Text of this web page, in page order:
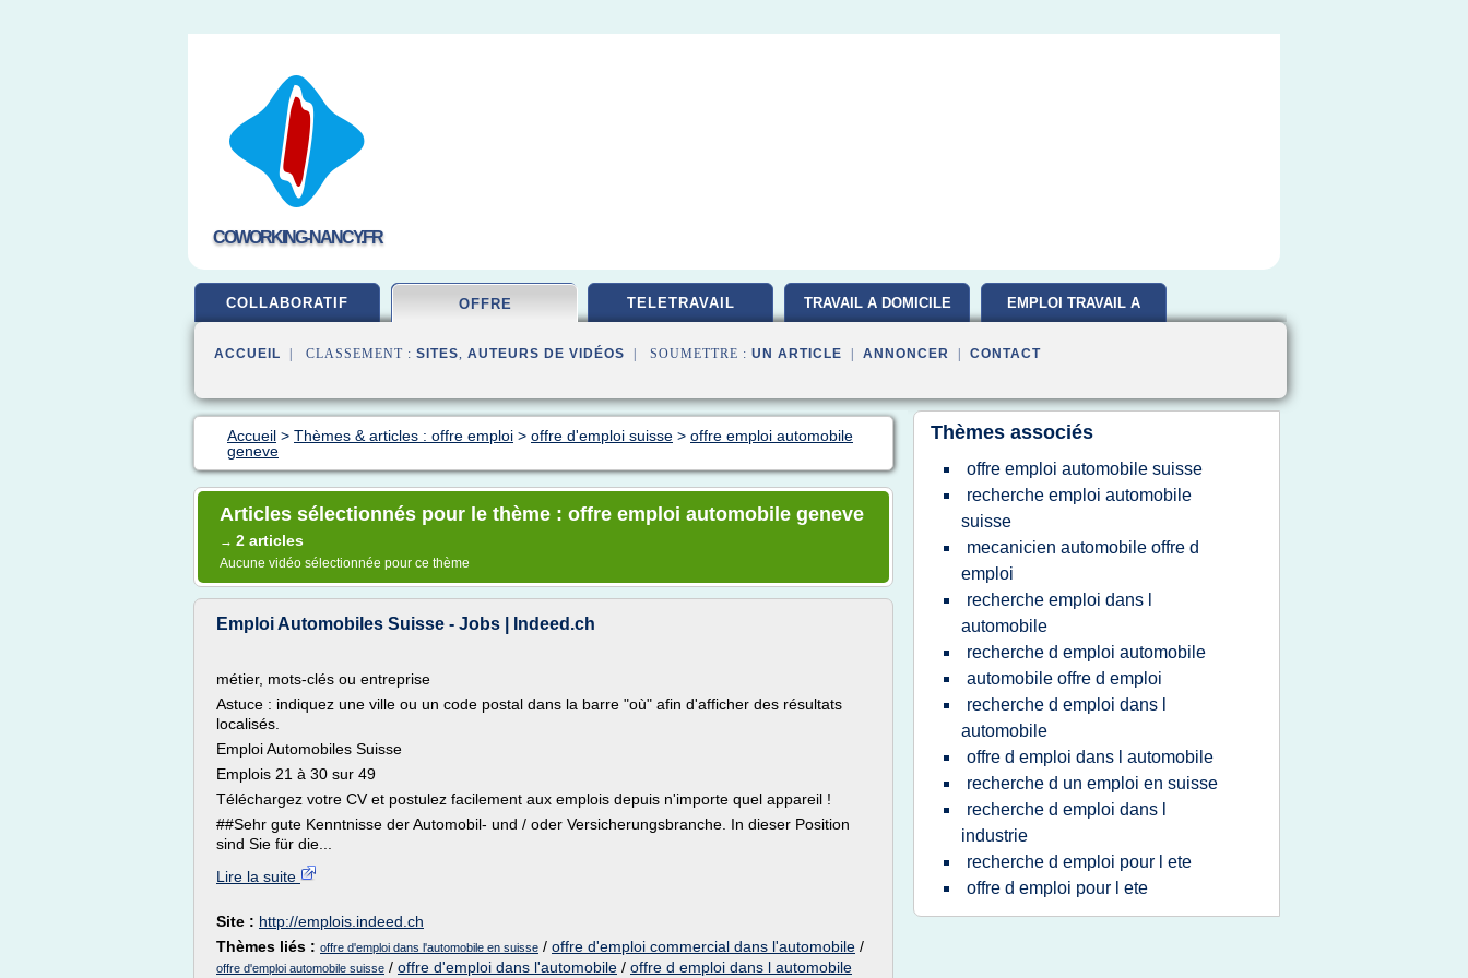
COWORKING-NANCY.FR
COLLABORATIF OFFRE TELETRAVAIL TRAVAIL A DOMICILE EMPLOI TRAVAIL A
ACCUEIL | CLASSEMENT : SITES, AUTEURS DE VIDÉOS | SOUMETTRE : UN ARTICLE ANNONCER CONTACT
Accueil > Thèmes & articles : offre emploi > offre d'emploi suisse > offre emploi automobile
geneve
Articles sélectionnés pour le thème : offre emploi automobile geneve
→ 2 articles
Aucune vidéo sélectionnée pour ce thème
Emploi Automobiles Suisse - Jobs | Indeed.ch
métier, mots-clés ou entreprise
Astuce : indiquez une ville ou un code postal dans la barre "où" afin d'afficher des résultats
localisés.
Emploi Automobiles Suisse
Emplois 21 à 30 sur 49
Téléchargez votre CV et postulez facilement aux emplois depuis n'importe quel appareil !
##Sehr gute Kenntnisse der Automobil- und / oder Versicherungsbranche. In dieser Position
sind Sie für die...
Lire la suite
Site : http://emplois.indeed.ch
Thèmes liés : offre d'emploi dans l'automobile en suisse / offre d'emploi commercial dans l'automobile /
offre d'emploi automobile suisse / offre d'emploi dans l'automobile / offre d emploi dans l automobile
Thèmes associés
offre emploi automobile suisse
recherche emploi automobile
suisse
mecanicien automobile offre d
emploi
recherche emploi dans l
automobile
recherche d emploi automobile
automobile offre d emploi
recherche d emploi dans l
automobile
offre d emploi dans l automobile
recherche d un emploi en suisse
recherche d emploi dans l
industrie
recherche d emploi pour l ete
offre d emploi pour l ete